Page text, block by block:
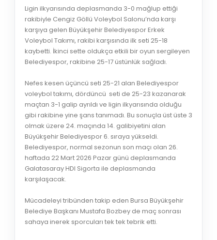
Ligin ilkyarısında deplasmanda 3-0 mağlup ettiği
rakibiyle Cengiz Göllü Voleybol Salonu’nda karşı
karşıya gelen Büyükşehir Belediyespor Erkek
Voleybol Takımı, rakibi karşısında ilk seti 25-18
kaybetti. İkinci sette oldukça etkili bir oyun sergileyen
Belediyespor, rakibine 25-17 üstünlük sağladı.
Nefes kesen üçüncü seti 25-21 alan Belediyespor
voleybol takımı, dördüncü seti de 25-23 kazanarak
maçtan 3-1 galip ayrıldı ve ligin ilkyarısında olduğu
gibi rakibine yine şans tanımadı. Bu sonuçla üst üste 3
olmak üzere 24. maçında 14. galibiyetini alan
Büyükşehir Belediyespor 6. sıraya yükseldi.
Belediyespor, normal sezonun son maçı olan 26.
haftada 22 Mart 2026 Pazar günü deplasmanda
Galatasaray HDI Sigorta ile deplasmanda
karşılaşacak.
Mücadeleyi tribünden takip eden Bursa Büyükşehir
Belediye Başkanı Mustafa Bozbey de maç sonrası
sahaya inerek sporcuları tek tek tebrik etti.